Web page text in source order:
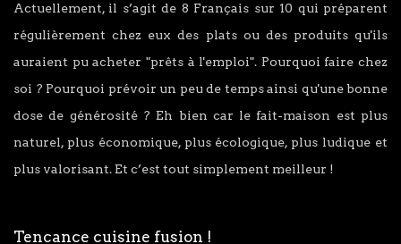
Actuellement, il s’agit de 8 Français sur 10 qui préparent
régulièrement chez eux des plats ou des produits qu'ils
auraient pu acheter "prêts à l'emploi". Pourquoi faire chez
soi ? Pourquoi prévoir un peu de temps ainsi qu'une bonne
dose de générosité ? Eh bien car le fait-maison est plus
naturel, plus économique, plus écologique, plus ludique et
plus valorisant. Et c’est tout simplement meilleur !
Tencance cuisine fusion !